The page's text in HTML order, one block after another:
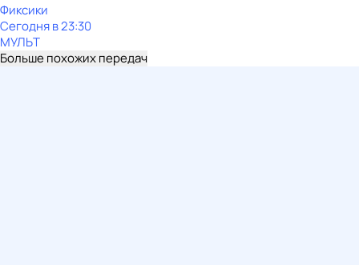
Фиксики
Сегодня в 23:30
МУЛЬТ
Больше похожих передач